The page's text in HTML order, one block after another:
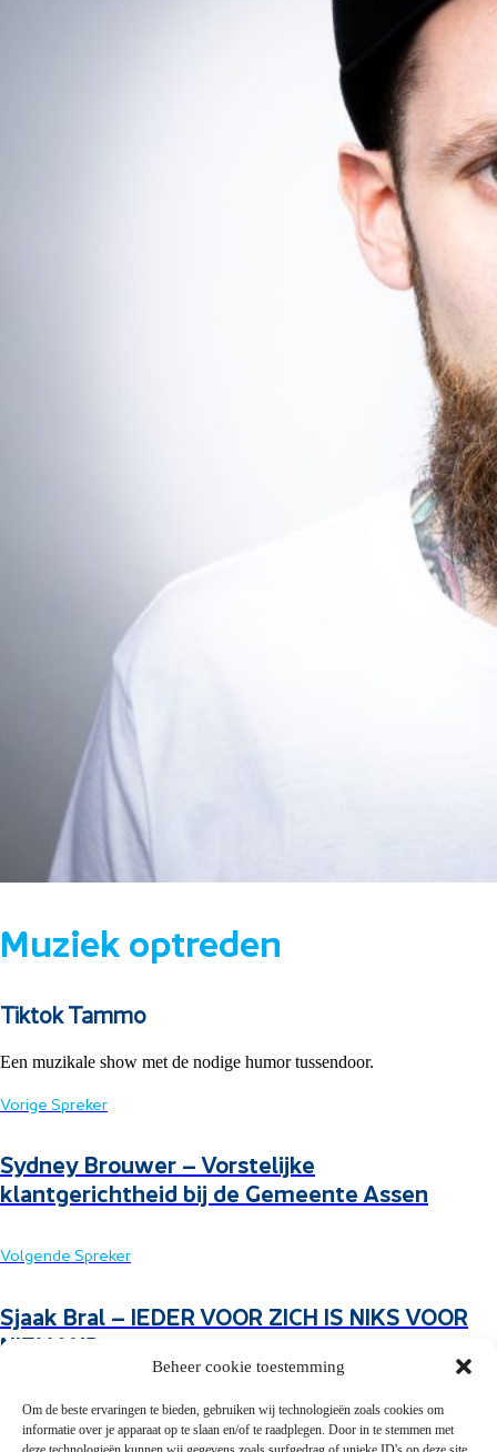
Beheer cookie toestemming
Om de beste ervaringen te bieden, gebruiken wij technologieën zoals cookies om
informatie over je apparaat op te slaan en/of te raadplegen. Door in te stemmen met
Muziek optreden
Tiktok Tammo
Een muzikale show met de nodige humor tussendoor.
Vorige Spreker
Sydney Brouwer – Vorstelijke
klantgerichtheid bij de Gemeente Assen
Volgende Spreker
Sjaak Bral – IEDER VOOR ZICH IS NIKS VOOR
NIEMAND